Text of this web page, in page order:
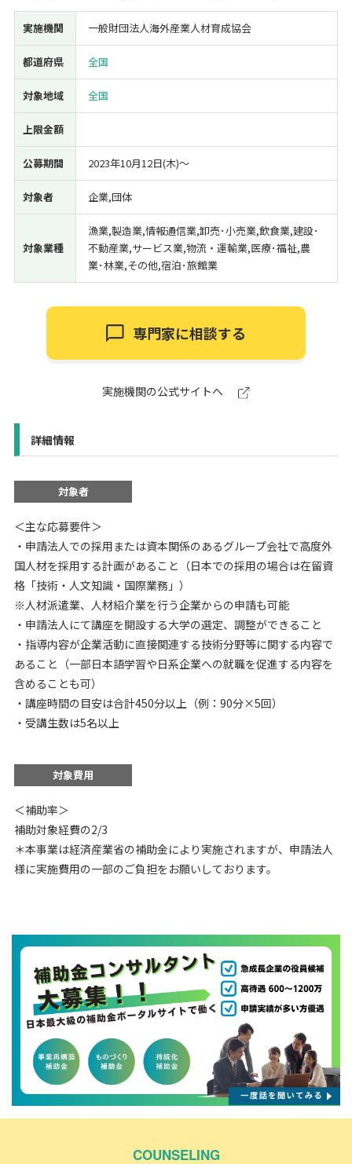
実施機関 一般財団法人海外産業人材育成協会
都道府県 全国
対象地域 全国
上限金額
公募期間 2023年10月12日(木)〜
対象者 企業,団体
対象業種
漁業,製造業,情報通信業,卸売･小売業,飲食業,建設･
不動産業,サービス業,物流・運輸業,医療･福祉,農
業･林業,その他,宿泊･旅館業
専門家に相談する
実施機関の公式サイトへ
詳細情報
対象者
＜主な応募要件＞
・申請法人での採用または資本関係のあるグループ会社で高度外
国人材を採用する計画があること（日本での採用の場合は在留資
格「技術・人文知識・国際業務」）
※人材派遣業、人材紹介業を行う企業からの申請も可能
・申請法人にて講座を開設する大学の選定、調整ができること
・指導内容が企業活動に直接関連する技術分野等に関する内容で
あること（一部日本語学習や日系企業への就職を促進する内容を
含めることも可）
・講座時間の目安は合計450分以上（例：90分×5回）
・受講生数は5名以上
対象費用
＜補助率＞
補助対象経費の2/3
＊本事業は経済産業省の補助金により実施されますが、申請法人
様に実施費用の一部のご負担をお願いしております。
COUNSELING